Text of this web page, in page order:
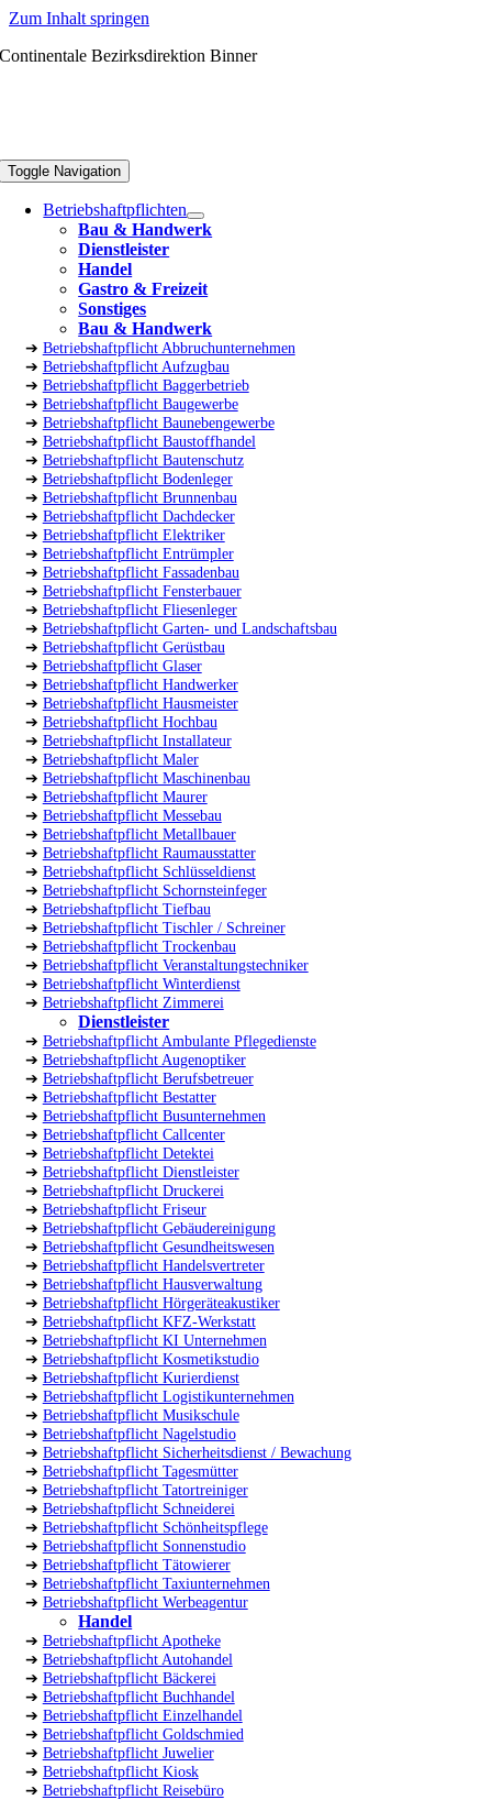
Zum Inhalt springen
Continentale Bezirksdirektion Binner
Toggle Navigation
Betriebshaftpflichten
Bau & Handwerk
Dienstleister
Handel
Gastro & Freizeit
Sonstiges
Bau & Handwerk
➔ Betriebshaftpflicht Abbruchunternehmen
➔ Betriebshaftpflicht Aufzugbau
➔ Betriebshaftpflicht Baggerbetrieb
➔ Betriebshaftpflicht Baugewerbe
➔ Betriebshaftpflicht Baunebengewerbe
➔ Betriebshaftpflicht Baustoffhandel
➔ Betriebshaftpflicht Bautenschutz
➔ Betriebshaftpflicht Bodenleger
➔ Betriebshaftpflicht Brunnenbau
➔ Betriebshaftpflicht Dachdecker
➔ Betriebshaftpflicht Elektriker
➔ Betriebshaftpflicht Entrümpler
➔ Betriebshaftpflicht Fassadenbau
➔ Betriebshaftpflicht Fensterbauer
➔ Betriebshaftpflicht Fliesenleger
➔ Betriebshaftpflicht Garten- und Landschaftsbau
➔ Betriebshaftpflicht Gerüstbau
➔ Betriebshaftpflicht Glaser
➔ Betriebshaftpflicht Handwerker
➔ Betriebshaftpflicht Hausmeister
➔ Betriebshaftpflicht Hochbau
➔ Betriebshaftpflicht Installateur
➔ Betriebshaftpflicht Maler
➔ Betriebshaftpflicht Maschinenbau
➔ Betriebshaftpflicht Maurer
➔ Betriebshaftpflicht Messebau
➔ Betriebshaftpflicht Metallbauer
➔ Betriebshaftpflicht Raumausstatter
➔ Betriebshaftpflicht Schlüsseldienst
➔ Betriebshaftpflicht Schornsteinfeger
➔ Betriebshaftpflicht Tiefbau
➔ Betriebshaftpflicht Tischler / Schreiner
➔ Betriebshaftpflicht Trockenbau
➔ Betriebshaftpflicht Veranstaltungstechniker
➔ Betriebshaftpflicht Winterdienst
➔ Betriebshaftpflicht Zimmerei
Dienstleister
➔ Betriebshaftpflicht Ambulante Pflegedienste
➔ Betriebshaftpflicht Augenoptiker
➔ Betriebshaftpflicht Berufsbetreuer
➔ Betriebshaftpflicht Bestatter
➔ Betriebshaftpflicht Busunternehmen
➔ Betriebshaftpflicht Callcenter
➔ Betriebshaftpflicht Detektei
➔ Betriebshaftpflicht Dienstleister
➔ Betriebshaftpflicht Druckerei
➔ Betriebshaftpflicht Friseur
➔ Betriebshaftpflicht Gebäudereinigung
➔ Betriebshaftpflicht Gesundheitswesen
➔ Betriebshaftpflicht Handelsvertreter
➔ Betriebshaftpflicht Hausverwaltung
➔ Betriebshaftpflicht Hörgeräteakustiker
➔ Betriebshaftpflicht KFZ-Werkstatt
➔ Betriebshaftpflicht KI Unternehmen
➔ Betriebshaftpflicht Kosmetikstudio
➔ Betriebshaftpflicht Kurierdienst
➔ Betriebshaftpflicht Logistikunternehmen
➔ Betriebshaftpflicht Musikschule
➔ Betriebshaftpflicht Nagelstudio
➔ Betriebshaftpflicht Sicherheitsdienst / Bewachung
➔ Betriebshaftpflicht Tagesmütter
➔ Betriebshaftpflicht Tatortreiniger
➔ Betriebshaftpflicht Schneiderei
➔ Betriebshaftpflicht Schönheitspflege
➔ Betriebshaftpflicht Sonnenstudio
➔ Betriebshaftpflicht Tätowierer
➔ Betriebshaftpflicht Taxiunternehmen
➔ Betriebshaftpflicht Werbeagentur
Handel
➔ Betriebshaftpflicht Apotheke
➔ Betriebshaftpflicht Autohandel
➔ Betriebshaftpflicht Bäckerei
➔ Betriebshaftpflicht Buchhandel
➔ Betriebshaftpflicht Einzelhandel
➔ Betriebshaftpflicht Goldschmied
➔ Betriebshaftpflicht Juwelier
➔ Betriebshaftpflicht Kiosk
➔ Betriebshaftpflicht Reisebüro